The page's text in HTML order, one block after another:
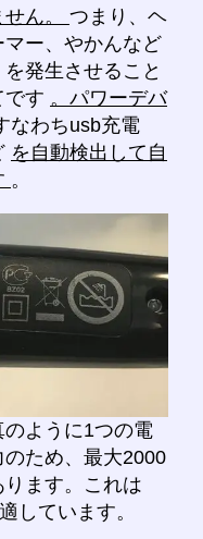
ん。 つまり、ヘ
ー、やかんなど
発生させること
です 。パワーデバ
なわちusb充電
を自動検出して自
。
ように1つの電
ため、最大2000
ます。これは
しています。